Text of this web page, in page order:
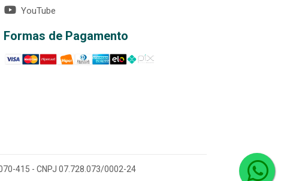
YouTube
Formas de Pagamento
415 - CNPJ 07.728.073/0002-24